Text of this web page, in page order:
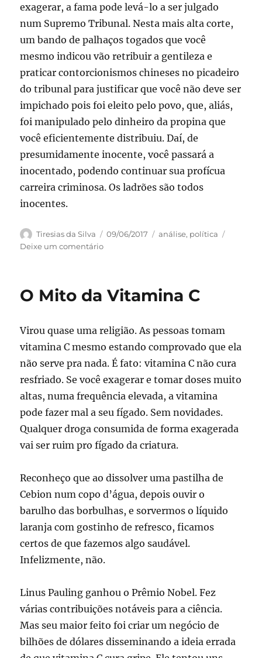
exagerar, a fama pode levá-lo a ser julgado
num Supremo Tribunal. Nesta mais alta corte,
um bando de palhaços togados que você
mesmo indicou vão retribuir a gentileza e
praticar contorcionismos chineses no picadeiro
do tribunal para justificar que você não deve ser
impichado pois foi eleito pelo povo, que, aliás,
foi manipulado pelo dinheiro da propina que
você eficientemente distribuiu. Daí, de
presumidamente inocente, você passará a
inocentado, podendo continuar sua profícua
carreira criminosa. Os ladrões são todos
inocentes.
Autor
Tiresias da Silva
Publicado
09/06/2017 Categorias
análise, política
Deixe um comentárioem
no
O Mito da Vitamina C
Virou quase uma religião. As pessoas tomam
vitamina C mesmo estando comprovado que ela
não serve pra nada. É fato: vitamina C não cura
resfriado. Se você exagerar e tomar doses muito
altas, numa frequência elevada, a vitamina
pode fazer mal a seu fígado. Sem novidades.
Qualquer droga consumida de forma exagerada
vai ser ruim pro fígado da criatura.
Reconheço que ao dissolver uma pastilha de
Cebion num copo d’água, depois ouvir o
barulho das borbulhas, e sorvermos o líquido
laranja com gostinho de refresco, ficamos
certos de que fazemos algo saudável.
Infelizmente, não.
Linus Pauling ganhou o Prêmio Nobel. Fez
várias contribuições notáveis para a ciência.
Mas seu maior feito foi criar um negócio de
bilhões de dólares disseminando a ideia errada